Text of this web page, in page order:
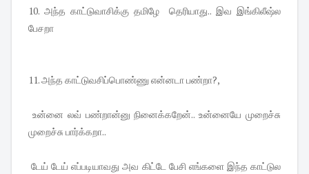
10. அந்த காட்டுவாசிக்கு தமிழே தெரியாது.. இவ இங்கிலீஷ்ல
பேசறா
11. அந்த காட்டுவசிப்பொண்ணு என்னடா பண்றா?,
உன்னை லவ் பண்றான்னு நினைக்கறேன்.. உன்னையே முறைச்சு
முறைச்சு பார்க்கறா..
டேய் டேய் எப்படியாவது அவ கிட்டே பேசி எங்களை இந்த காட்டுல